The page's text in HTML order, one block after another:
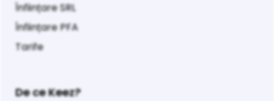
Înființare SRL
Înființare PFA
Tarife
De ce Keez?